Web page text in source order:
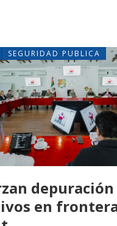
SEGURIDAD PUBLICA
en